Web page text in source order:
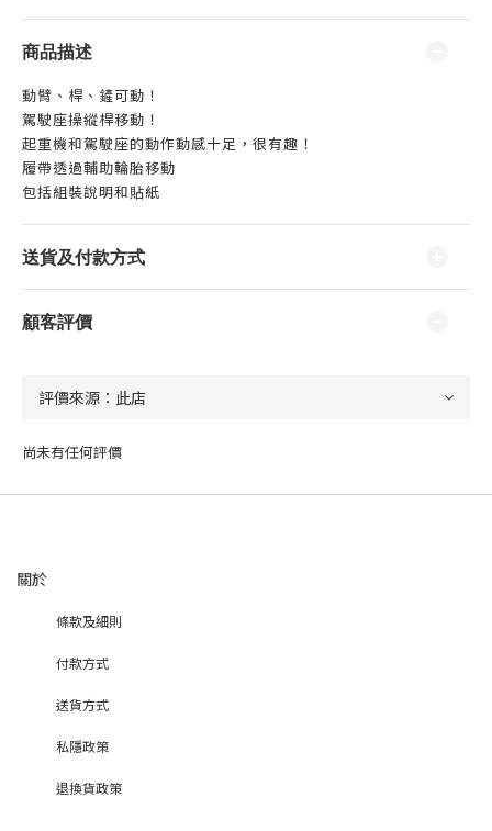
商品描述
動臂、桿、鏟可動！
駕駛座操縱桿移動！
起重機和駕駛座的動作動感十足，很有趣！
履帶透過輔助輪胎移動
包括組裝說明和貼紙
送貨及付款方式
顧客評價
尚未有任何評價
關於
條款及細則
付款方式
送貨方式
私隱政策
退換貨政策